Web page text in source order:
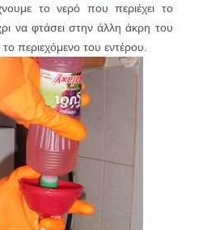
το νερό που περιέχει το
να φτάσει στην άλλη άκρη του
περιεχόμενο του εντέρου.